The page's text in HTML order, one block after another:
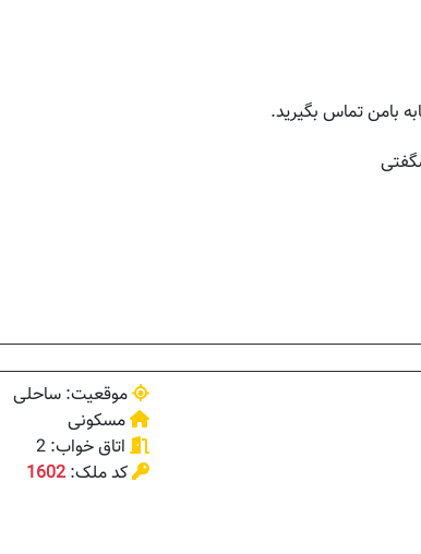
بامن تماس بگیرید.
موقعیت: ساحلی
مسکونی
اتاق خواب: 2
کد ملک: 1602